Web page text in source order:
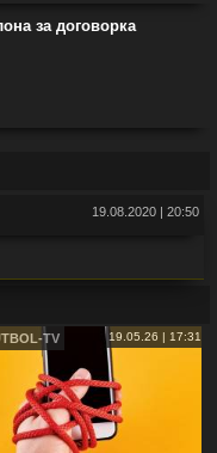
за договорка
19.08.2020 | 20:50
Златната топка
TV 19.05.26 | 17:31